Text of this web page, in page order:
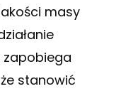
masy
zapobiega
stanowić